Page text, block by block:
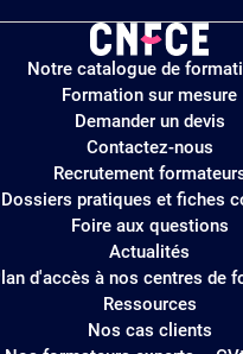
Logo
site
Notre catalogue de
Formation sur mesure
Demander un devis
Contactez-nous
Recrutement
Dossiers pratiques et fiches
Foire aux questions
Actualités
d'accès à nos centres de
Ressources
Nos cas clients